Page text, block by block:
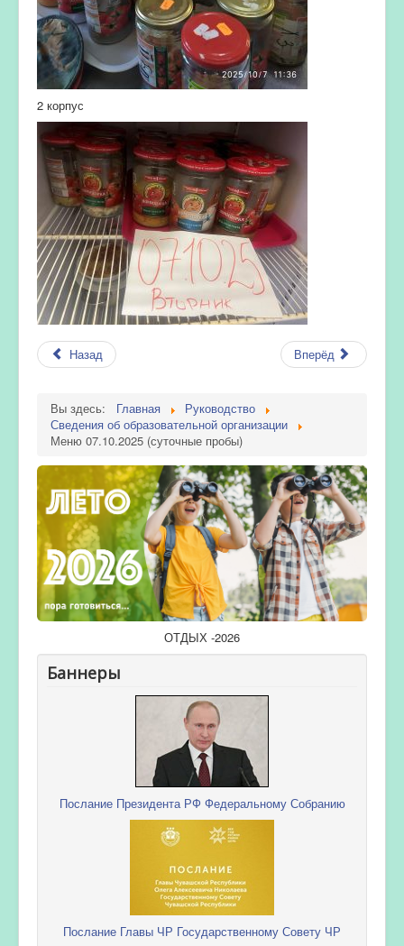
2 корпус
Назад Вперёд
Вы здесь: Главная
Руководство
Сведения об образовательной организации
Меню 07.10.2025 (суточные пробы)
ОТДЫХ -2026
Баннеры
Послание Президента РФ Федеральному Собранию
Послание Главы ЧР Государственному Совету ЧР